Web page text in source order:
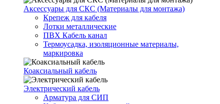
Аксессуары для СКС (Материалы для монтажа)
Крепеж для кабеля
Лотки металлические
ПВХ Кабель канал
Термоусадка, изоляционные материалы,
маркировка
Коаксиальный кабель
Электрический кабель
Арматура для СИП